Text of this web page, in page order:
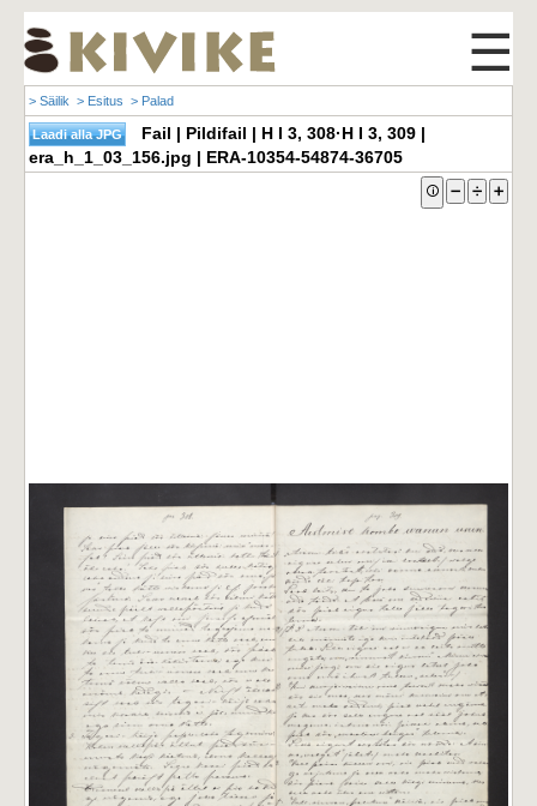
☰
> Säilik > Esitus > Palad
Fail | Pildifail | H I 3, 308·H I 3, 309 |
era_h_1_03_156.jpg | ERA-10354-54874-36705